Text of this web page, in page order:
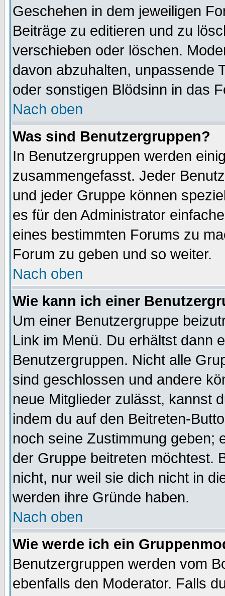
Geschehen in dem jeweiligen
Beiträge zu editieren und zu
verschieben oder löschen.
davon abzuhalten, unpassende
oder sonstigen Blödsinn in das
Nach oben
Was sind Benutzergruppen?
In Benutzergruppen werden
zusammengefasst. Jeder
und jeder Gruppe können
es für den Administrator
eines bestimmten Forums zu
Forum zu geben und so weiter.
Nach oben
Wie kann ich einer
Um einer Benutzergruppe
Link im Menü. Du erhältst dann
Benutzergruppen. Nicht alle
sind geschlossen und andere
neue Mitglieder zulässt, kannst
indem du auf den Beitreten-
noch seine Zustimmung geben;
der Gruppe beitreten möchtest.
nicht, nur weil sie dich nicht in
werden ihre Gründe haben.
Nach oben
Wie werde ich ein
Benutzergruppen werden vom
ebenfalls den Moderator. Falls